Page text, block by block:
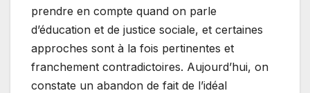
prendre en compte quand on parle
d’éducation et de justice sociale, et certaines
approches sont à la fois pertinentes et
franchement contradictoires. Aujourd’hui, on
constate un abandon de fait de l’idéal